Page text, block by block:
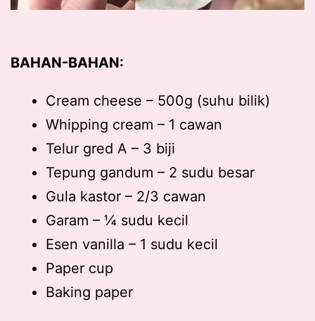
BAHAN-BAHAN:
Cream cheese – 500g (suhu bilik)
Whipping cream – 1 cawan
Telur gred A – 3 biji
Tepung gandum – 2 sudu besar
Gula kastor – 2/3 cawan
Garam – ¼ sudu kecil
Esen vanilla – 1 sudu kecil
Paper cup
Baking paper